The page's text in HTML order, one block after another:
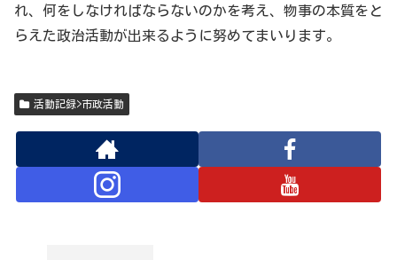
れ、何をしなければならないのかを考え、物事の本質をと
らえた政治活動が出来るように努めてまいります。
活動記録>市政活動